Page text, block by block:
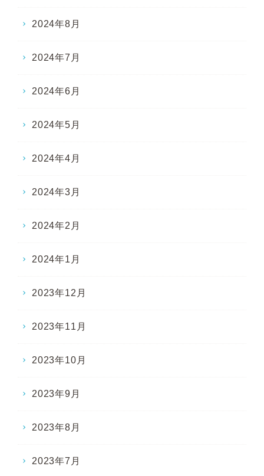
2024年8月
2024年7月
2024年6月
2024年5月
2024年4月
2024年3月
2024年2月
2024年1月
2023年12月
2023年11月
2023年10月
2023年9月
2023年8月
2023年7月